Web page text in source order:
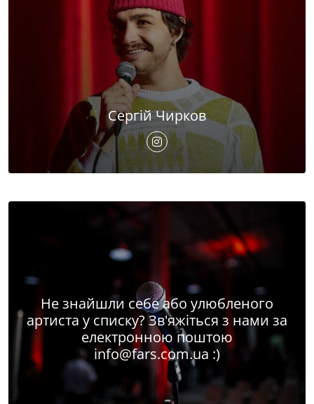
Сергій Чирков
Не знайшли себе або улюбленого
артиста у списку? Зв'яжіться з нами за
електронною поштою
info@fars.com.ua :)